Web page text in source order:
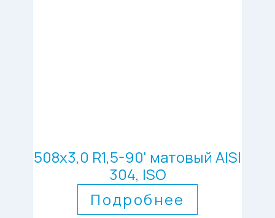
508х3,0 R1,5-90' матовый AISI
304, ISO
Подробнее